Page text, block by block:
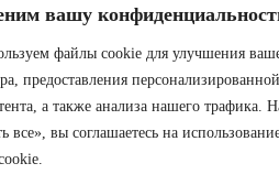
вашу
файлы cookie для улучшения
предоставления
а также анализа нашего трафика.
все», вы соглашаетесь на
unde omnis iste natus error sit
voluptatem quia voluptas sit
Neque porro quisquam est, qui.